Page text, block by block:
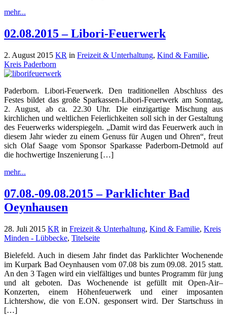
mehr...
02.08.2015 – Libori-Feuerwerk
2. August 2015 KR in Freizeit & Unterhaltung, Kind & Familie,
Kreis Paderborn
Paderborn. Libori-Feuerwerk. Den traditionellen Abschluss des
Festes bildet das große Sparkassen-Libori-Feuerwerk am Sonntag,
2. August, ab ca. 22.30 Uhr. Die einzigartige Mischung aus
kirchlichen und weltlichen Feierlichkeiten soll sich in der Gestaltung
des Feuerwerks widerspiegeln. „Damit wird das Feuerwerk auch in
diesem Jahr wieder zu einem Genuss für Augen und Ohren“, freut
sich Olaf Saage vom Sponsor Sparkasse Paderborn-Detmold auf
die hochwertige Inszenierung […]
mehr...
07.08.-09.08.2015 – Parklichter Bad
Oeynhausen
28. Juli 2015 KR in Freizeit & Unterhaltung, Kind & Familie, Kreis
Minden - Lübbecke, Titelseite
Bielefeld. Auch in diesem Jahr findet das Parklichter Wochenende
im Kurpark Bad Oeynhausen vom 07.08 bis zum 09.08. 2015 statt.
An den 3 Tagen wird ein vielfältiges und buntes Programm für jung
und alt geboten. Das Wochenende ist gefüllt mit Open-Air–
Konzerten, einem Höhenfeuerwerk und einer imposanten
Lichtershow, die von E.ON. gesponsert wird. Der Startschuss in
[…]